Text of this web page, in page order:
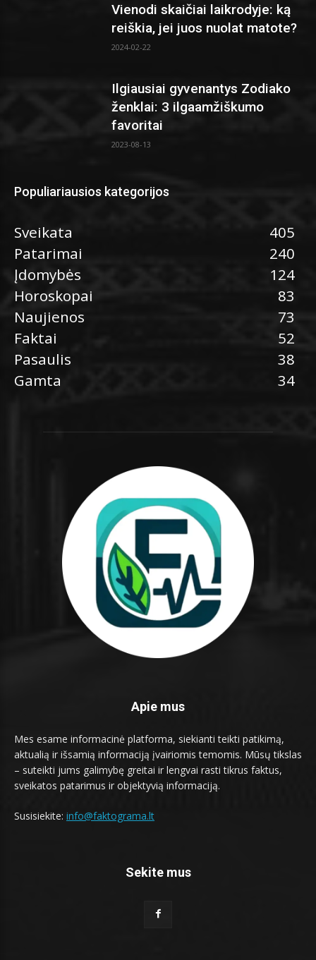
Vienodi skaičiai laikrodyje: ką
reiškia, jei juos nuolat matote?
2024-02-22
Ilgiausiai gyvenantys Zodiako
ženklai: 3 ilgaamžiškumo
favoritai
2023-08-13
Populiariausios kategorijos
Sveikata
405
Patarimai
240
Įdomybės
124
Horoskopai
83
Naujienos
73
Faktai
52
Pasaulis
38
Gamta
34
Apie mus
Mes esame informacinė platforma, siekianti teikti patikimą,
aktualią ir išsamią informaciją įvairiomis temomis. Mūsų tikslas
– suteikti jums galimybę greitai ir lengvai rasti tikrus faktus,
sveikatos patarimus ir objektyvią informaciją.
Susisiekite: info@faktograma.lt
Sekite mus